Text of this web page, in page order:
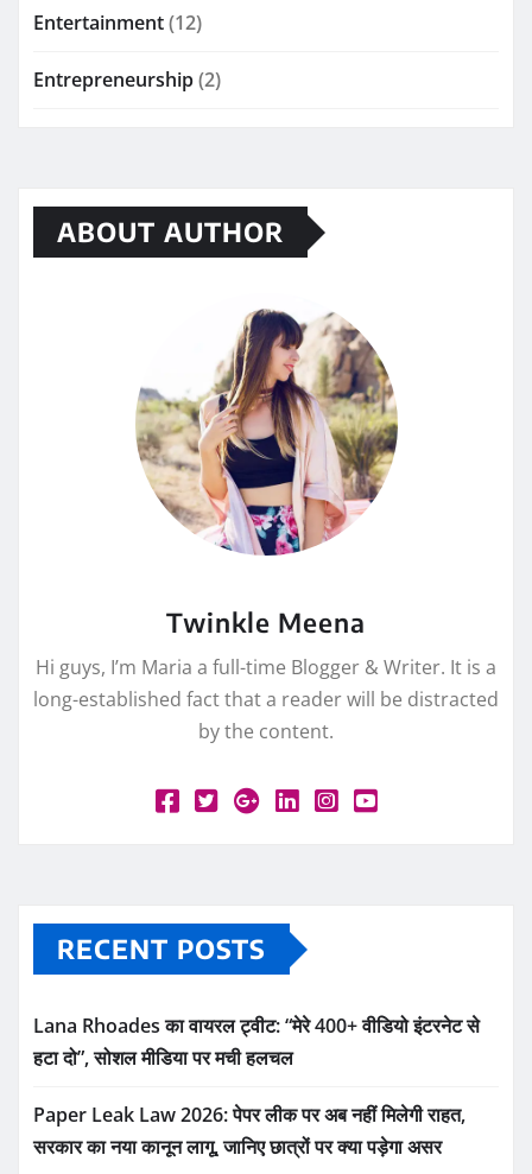
Entertainment(12)
Entrepreneurship(2)
ABOUT AUTHOR
Twinkle Meena
Hi guys, I’m Maria a full-time Blogger & Writer. It is a
long-established fact that a reader will be distracted
by the content.
RECENT POSTS
Lana Rhoades का वायरल ट्वीट: “मेरे 400+ वीडियो इंटरनेट से
हटा दो”, सोशल मीडिया पर मची हलचल
Paper Leak Law 2026: पेपर लीक पर अब नहीं मिलेगी राहत,
सरकार का नया कानून लागू, जानिए छात्रों पर क्या पड़ेगा असर